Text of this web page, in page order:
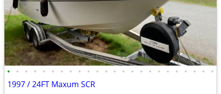
• • • • • • • • • • • • • • • • • • • • • • • •
1997 / 24FT Maxum SCR